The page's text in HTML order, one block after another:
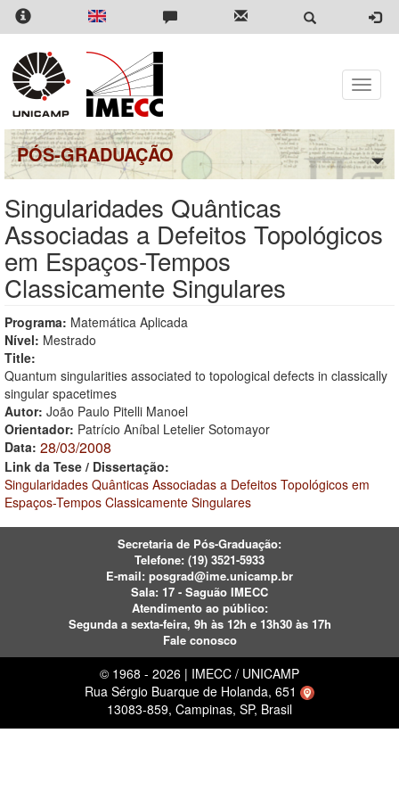
Pular
para
conteúdo
principal
Toggle
PÓS-GRADUAÇÃO
Singularidades Quânticas
Associadas a Defeitos Topológicos
em Espaços-Tempos
Classicamente Singulares
Programa: Matemática Aplicada
Nível: Mestrado
Title:
Quantum singularities associated to topological defects in classically
singular spacetimes
Autor: João Paulo Pitelli Manoel
Orientador: Patrício Aníbal Letelier Sotomayor
Data: 28/03/2008
Link da Tese / Dissertação:
Singularidades Quânticas Associadas a Defeitos Topológicos em
Espaços-Tempos Classicamente Singulares
Secretaria de Pós-Graduação:
Telefone: (19) 3521-5933
E-mail: posgrad@ime.unicamp.br
Sala: 17 - Saguão IMECC
Atendimento ao público:
Segunda a sexta-feira, 9h às 12h e 13h30 às 17h
Fale conosco
© 1968 - 2026 | IMECC / UNICAMP
Rua Sérgio Buarque de Holanda, 651
13083-859, Campinas, SP, Brasil